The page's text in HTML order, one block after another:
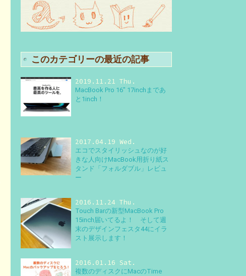
このカテゴリーの最近の記事
2019.11.21 Thu.
MacBook Pro 16″ 17inchまであ
と1inch！
2017.04.19 Wed.
エコでスタイリッシュなのが好
きな人向けMacBook用折り紙ス
タンド「フォルダブル」レビュ
ー
2016.11.24 Thu.
Touch Barの新型MacBook Pro
15inch届いてるよ！ そして週
末のデザインフェスタ44にイラ
スト展示します！
2016.01.16 Sat.
複数のディスクにMacのTime